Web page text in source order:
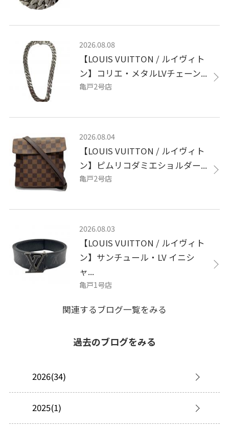
2026.08.08
【LOUIS VUITTON / ルイヴィト
ン】コリエ・メタルLVチェーン...
亀戸2号店
2026.08.04
【LOUIS VUITTON / ルイヴィト
ン】ピムリコダミエショルダー...
亀戸2号店
2026.08.03
【LOUIS VUITTON / ルイヴィト
ン】サンチュール・LV イニシ
ャ...
亀戸1号店
関連するブログ一覧をみる
過去のブログをみる
2026(34)
2025(1)